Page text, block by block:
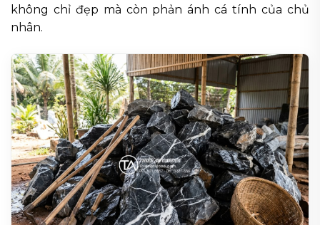
không chỉ đẹp mà còn phản ánh cá tính của chủ
nhân.